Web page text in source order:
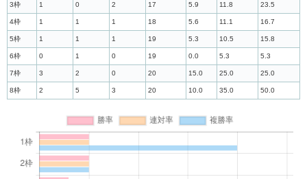
3枠 1 0 2 17 5.9 11.8 23.5
4枠 1 1 1 18 5.6 11.1 16.7
5枠 1 1 1 19 5.3 10.5 15.8
6枠 0 1 0 19 0.0 5.3 5.3
7枠 3 2 0 20 15.0 25.0 25.0
8枠 2 5 3 20 10.0 35.0 50.0